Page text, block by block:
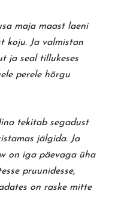
maja maast laeni
koju. Ja valmistan
ja seal tillukeses
perele hõrgu
tekitab segadust
jälgida. Ja
on iga päevaga üha
pruunidesse,
on raske mitte